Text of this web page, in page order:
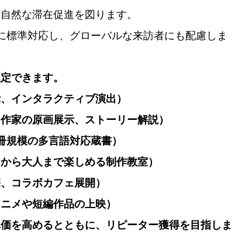
然な滞在促進を図ります。
準対応し、グローバルな来訪者にも配慮しま
できます。
インタラクティブ演出）
家の原画展示、ストーリー解説）
模の多言語対応蔵書）
ら大人まで楽しめる制作教室）
コラボカフェ展開）
メや短編作品の上映）
を高めるとともに、リピーター獲得を目指しま